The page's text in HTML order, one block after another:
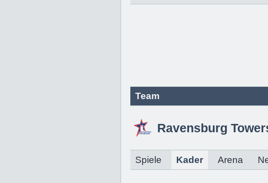
Team
Ravensburg
Spiele Kader Arena